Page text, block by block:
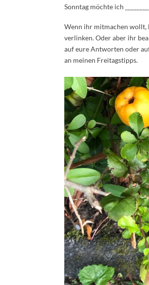
Sonntag möchte ich
Wenn ihr mitmachen wollt,
verlinken. Oder aber ihr
auf eure Antworten oder
an meinen Freitagstipps.